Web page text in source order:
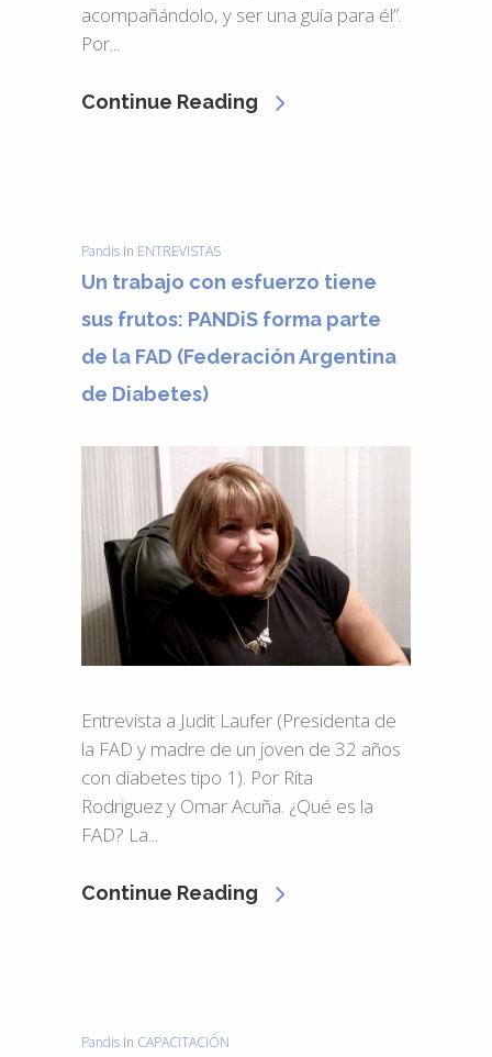
acompañándolo, y ser una guía para él”.
Por...
Continue Reading
Pandis In ENTREVISTAS
Un trabajo con esfuerzo tiene
sus frutos: PANDiS forma parte
de la FAD (Federación Argentina
de Diabetes)
Entrevista a Judit Laufer (Presidenta de
la FAD y madre de un joven de 32 años
con diabetes tipo 1). Por Rita
Rodriguez y Omar Acuña. ¿Qué es la
FAD? La...
Continue Reading
Pandis In CAPACITACIÓN